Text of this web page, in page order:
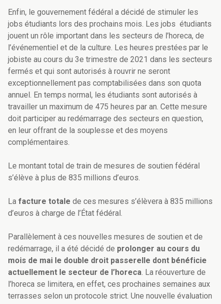
Enfin, le gouvernement fédéral a décidé de stimuler les
jobs étudiants lors des prochains mois. Les jobs étudiants
jouent un rôle important dans les secteurs de l’horeca, de
l’événementiel et de la culture. Les heures prestées par le
jobiste au cours du 3e trimestre de 2021 dans les secteurs
fermés et qui sont autorisés à rouvrir ne seront
exceptionnellement pas comptabilisées dans son quota
annuel. En temps normal, les étudiants sont autorisés à
travailler un maximum de 475 heures par an. Cette mesure
doit participer au redémarrage des secteurs en question,
en leur offrant de la souplesse et des moyens
complémentaires.
Le montant total de train de mesures de soutien fédéral
s’élève à plus de 835 millions d’euros.
La facture totale de ces mesures s’élèvera à 835 millions
d’euros à charge de l’État fédéral.
Parallèlement à ces nouvelles mesures de soutien et de
redémarrage, il a été décidé de prolonger au cours du
mois de mai le double droit passerelle dont bénéficie
actuellement le secteur de l’horeca. La réouverture de
l’horeca se limitera, en effet, ces prochaines semaines aux
terrasses selon un protocole strict. Une nouvelle évaluation